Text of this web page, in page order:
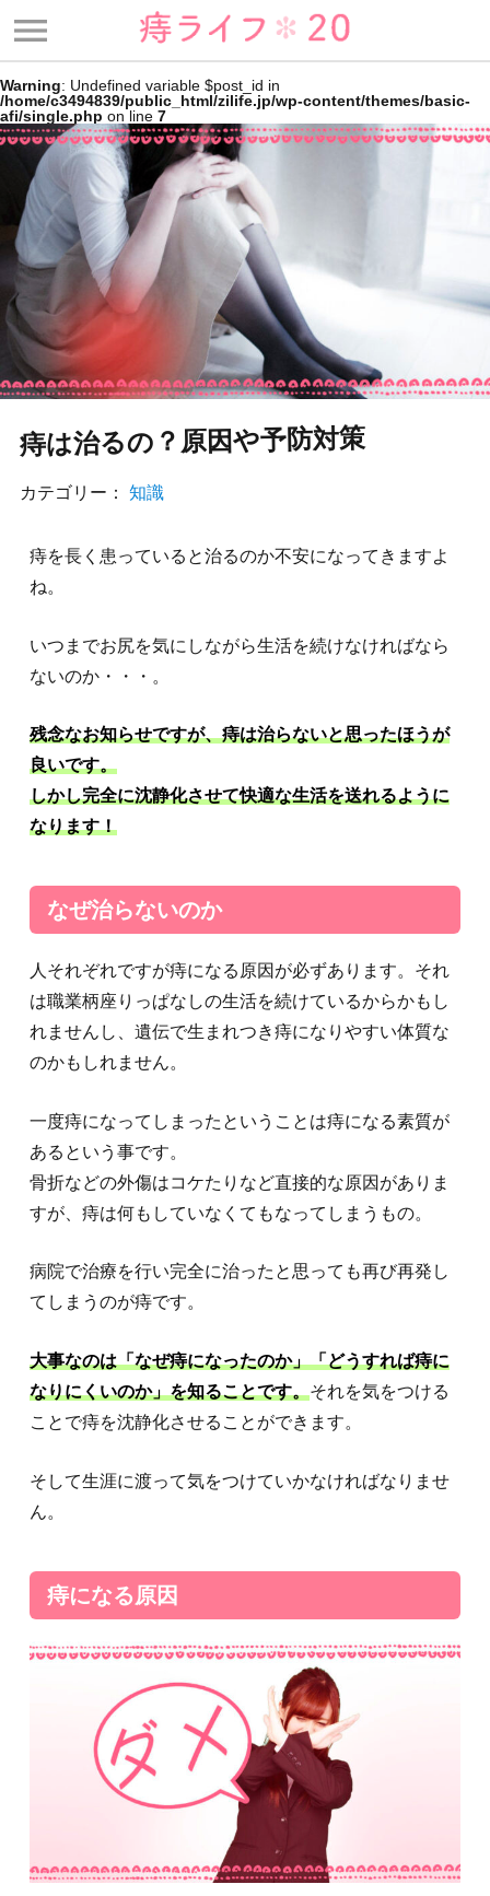
menu
Warning: Undefined variable $post_id in
/home/c3494839/public_html/zilife.jp/wp-content/themes/basic-
afi/single.php on line 7
痔は治るの？原因や予防対策
カテゴリー： 知識
痔を長く患っていると治るのか不安になってきますよ
ね。
いつまでお尻を気にしながら生活を続けなければなら
ないのか・・・。
残念なお知らせですが、痔は治らないと思ったほうが
良いです。
しかし完全に沈静化させて快適な生活を送れるように
なります！
なぜ治らないのか
人それぞれですが痔になる原因が必ずあります。それ
は職業柄座りっぱなしの生活を続けているからかもし
れませんし、遺伝で生まれつき痔になりやすい体質な
のかもしれません。
一度痔になってしまったということは痔になる素質が
あるという事です。
骨折などの外傷はコケたりなど直接的な原因がありま
すが、痔は何もしていなくてもなってしまうもの。
病院で治療を行い完全に治ったと思っても再び再発し
てしまうのが痔です。
大事なのは「なぜ痔になったのか」「どうすれば痔に
なりにくいのか」を知ることです。それを気をつける
ことで痔を沈静化させることができます。
そして生涯に渡って気をつけていかなければなりませ
ん。
痔になる原因